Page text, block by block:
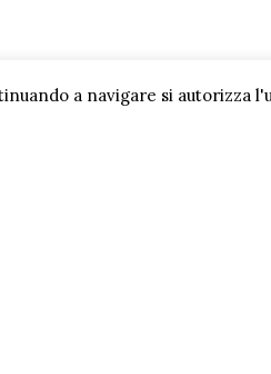
a navigare si autorizza